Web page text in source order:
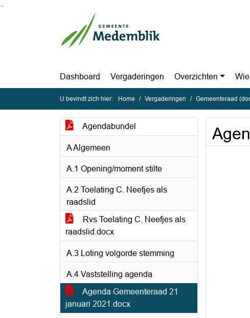
Ga naar de inhoud van deze pagina
Dashboard Vergaderingen Overzichten
U bevindt zich hier: Home Vergaderingen Gemeenteraad
Agendabundel
A Algemeen
A.1 Opening/moment stilte
A.2 Toelating C. Neefjes als
raadslid
Rvs Toelating C. Neefjes als
raadslid.docx
A.3 Loting volgorde stemming
A.4 Vaststelling agenda
Agenda Gemeenteraad 21
januari 2021.docx